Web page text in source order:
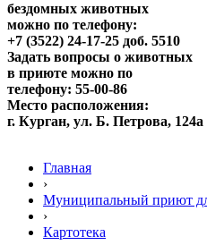
бездомных животных
можно по телефону:
+7 (3522) 24-17-25 доб. 5510
Задать вопросы о животных
в приюте можно по
телефону: 55-00-86
Место расположения:
г. Курган, ул. Б. Петрова, 124а
Главная
›
Муниципальный приют
›
Картотека